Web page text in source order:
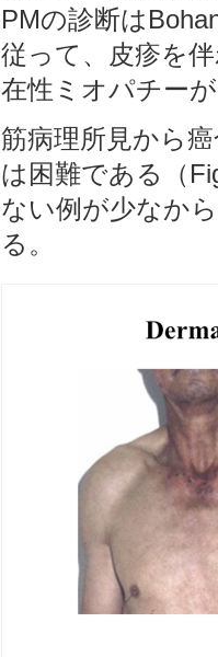
PMの診断は
従って、皮疹を
在性ミオパチー
筋病理所見から
は困難である（
ない例が少なか
る。